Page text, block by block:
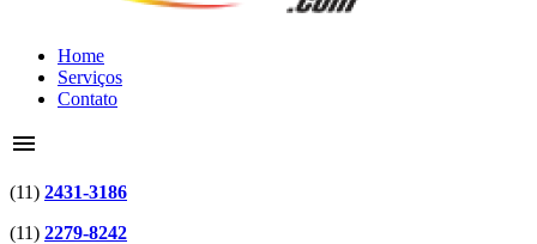
Home
Serviços
Contato
menu
(11) 2431-3186
(11) 2279-8242